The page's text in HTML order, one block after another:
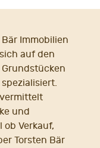
Bär Immobilien
auf den
und
ob Verkauf,
Torsten Bär